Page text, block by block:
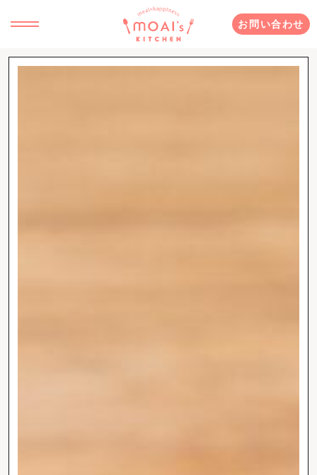
お問い合わせ